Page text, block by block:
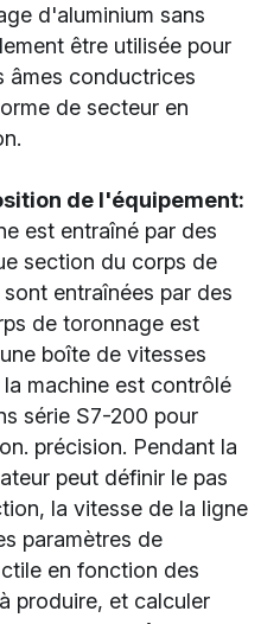
d'aluminium sans
être utilisée pour
âmes conductrices
de secteur en
de l'équipement:
est entraîné par des
section du corps de
entraînées par des
de toronnage est
boîte de vitesses
machine est contrôlé
série S7-200 pour
précision. Pendant la
peut définir le pas
la vitesse de la ligne
paramètres de
en fonction des
produire, et calculer